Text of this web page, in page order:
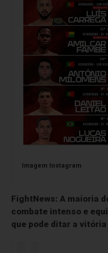
Imagem Instagram
FightNews: A maioria
combate intenso e
que pode ditar a